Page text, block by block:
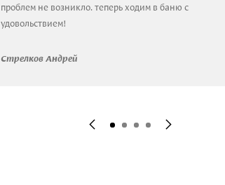
проблем не возникло. теперь ходим в баню с
удовольствием!
Стрелков Андрей